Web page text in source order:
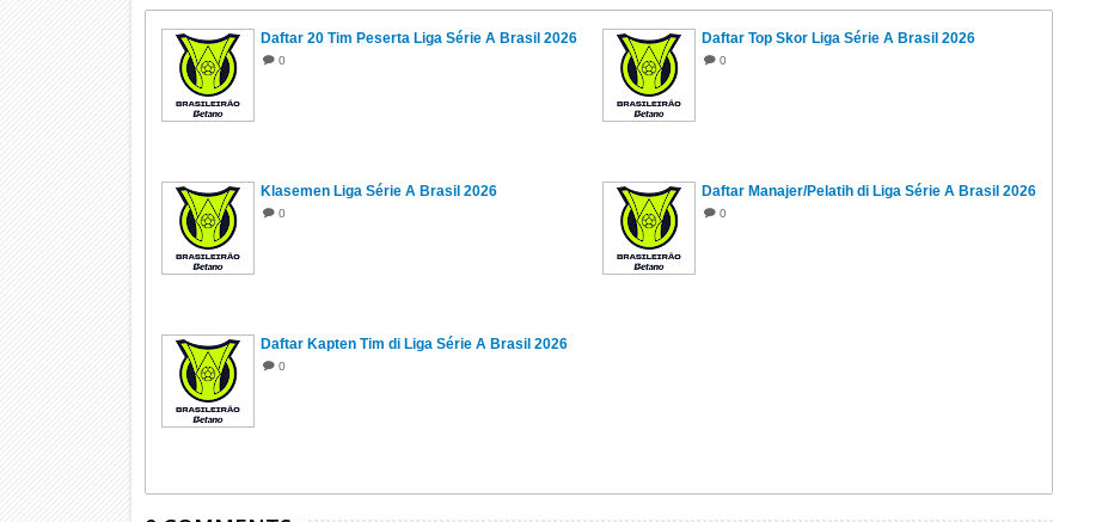
Daftar 20 Tim Peserta Liga Série A Brasil 2026
0
Daftar Top Skor Liga Série A Brasil 2026
0
Klasemen Liga Série A Brasil 2026
0
Daftar Manajer/Pelatih di Liga Série A Brasil 2026
0
Daftar Kapten Tim di Liga Série A Brasil 2026
0